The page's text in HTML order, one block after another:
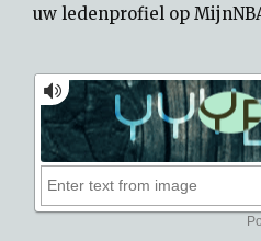
uw ledenprofiel op